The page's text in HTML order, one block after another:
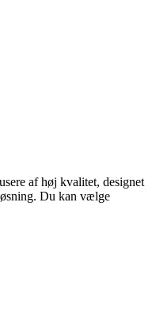
af høj kvalitet, designet
Du kan vælge